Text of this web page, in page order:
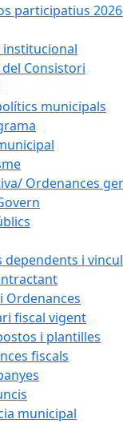
participatius
institucional
Consistori
municipals
Ordenances
dependents i
Ordenances
fiscal vigent
i plantilles
fiscals
municipal